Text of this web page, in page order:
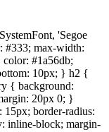
'Segoe
#333; max-width:
#1a56db;
10px; } h2 {
{ background:
20px 0; }
15px; border-radius:
inline-block; margin-